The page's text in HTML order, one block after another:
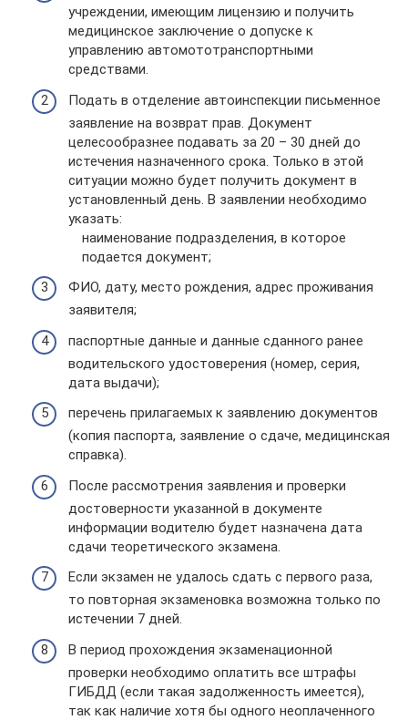
учреждении, имеющим лицензию и получить
медицинское заключение о допуске к
управлению автомототранспортными
средствами.
Подать в отделение автоинспекции письменное
заявление на возврат прав. Документ
целесообразнее подавать за 20 – 30 дней до
истечения назначенного срока. Только в этой
ситуации можно будет получить документ в
установленный день. В заявлении необходимо
указать:
наименование подразделения, в которое
подается документ;
ФИО, дату, место рождения, адрес проживания
заявителя;
паспортные данные и данные сданного ранее
водительского удостоверения (номер, серия,
дата выдачи);
перечень прилагаемых к заявлению документов
(копия паспорта, заявление о сдаче, медицинская
справка).
После рассмотрения заявления и проверки
достоверности указанной в документе
информации водителю будет назначена дата
сдачи теоретического экзамена.
Если экзамен не удалось сдать с первого раза,
то повторная экзаменовка возможна только по
истечении 7 дней.
В период прохождения экзаменационной
проверки необходимо оплатить все штрафы
ГИБДД (если такая задолженность имеется),
так как наличие хотя бы одного неоплаченного